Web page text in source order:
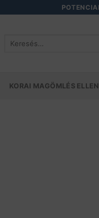
KORAI MAGÖMLÉS ELLEN